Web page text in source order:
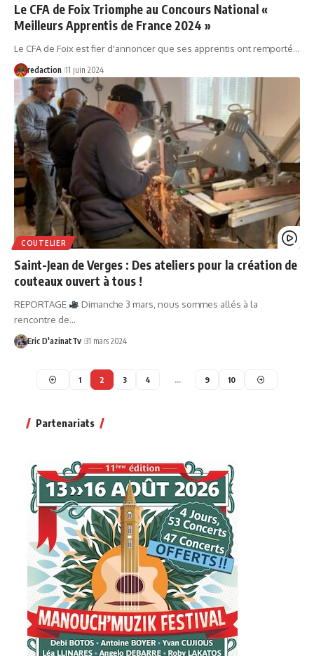
Le CFA de Foix Triomphe au Concours National «
Meilleurs Apprentis de France 2024 »
Le CFA de Foix est fier d'annoncer que ses apprentis ont remporté…
redaction 11 juin 2024
COUTELIER
Saint-Jean de Verges : Des ateliers pour la création de
couteaux ouvert à tous !
REPORTAGE
Dimanche 3 mars, nous sommes allés à la
rencontre de…
Eric D'azinatTv 31 mars 2024
1 2 3 4 … 9 10
Partenariats